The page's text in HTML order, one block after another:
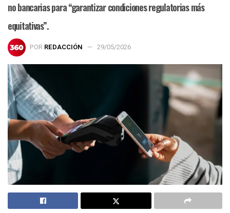
no bancarias para “garantizar condiciones regulatorias más
equitativas”.
POR REDACCIÓN 29/05/2026